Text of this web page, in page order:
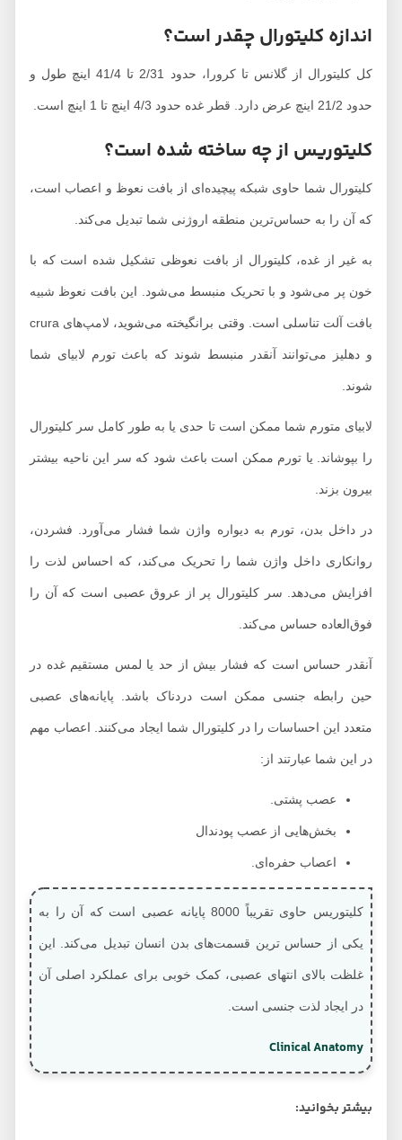
اندازه کلیتورال چقدر است؟
کل کلیتورال از گلانس تا کرورا، حدود 2/31 تا 41/4 اینچ طول و
حدود 21/2 اینچ عرض دارد. قطر غده حدود 4/3 اینچ تا 1 اینچ است.
کلیتوریس از چه ساخته شده است؟
کلیتورال شما حاوی شبکه پیچیده‌ای از بافت نعوظ و اعصاب است،
که آن را به حساس‌ترین منطقه اروژنی شما تبدیل می‌کند.
به غیر از غده، کلیتورال از بافت نعوظی تشکیل شده است که با
خون پر می‌شود و با تحریک منبسط می‌شود. این بافت نعوظ شبیه
بافت آلت تناسلی است. وقتی برانگیخته می‌شوید، لامپ‌های crura
و دهلیز می‌توانند آنقدر منبسط شوند که باعث تورم لابیای شما
شوند.
لابیای متورم شما ممکن است تا حدی یا به طور کامل سر کلیتورال
را بپوشاند. یا تورم ممکن است باعث شود که سر این ناحیه بیشتر
بیرون بزند.
در داخل بدن، تورم به دیواره واژن شما فشار می‌آورد. فشردن،
روانکاری داخل واژن شما را تحریک می‌کند، که احساس لذت را
افزایش می‌دهد. سر کلیتورال پر از عروق عصبی است که آن را
فوق‌العاده حساس می‌کند.
آنقدر حساس است که فشار بیش از حد یا لمس مستقیم غده در
حین رابطه جنسی ممکن است دردناک باشد. پایانه‌های عصبی
متعدد این احساسات را در کلیتورال شما ایجاد می‌کنند. اعصاب مهم
در این شما عبارتند از:
عصب پشتی.
بخش‌هایی از عصب پودندال
اعصاب حفره‌ای.
کلیتوریس حاوی تقریباً 8000 پایانه عصبی است که آن را به
یکی از حساس ترین قسمت‌های بدن انسان تبدیل می‌کند. این
غلظت بالای انتهای عصبی، کمک خوبی برای عملکرد اصلی آن
در ایجاد لذت جنسی است.
Clinical Anatomy
بیشتر بخوانید: